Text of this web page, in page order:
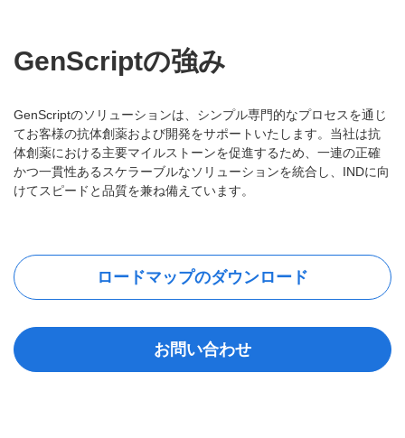
GenScriptの強み
GenScriptのソリューションは、シンプル専門的なプロセスを通じ
てお客様の抗体創薬および開発をサポートいたします。当社は抗
体創薬における主要マイルストーンを促進するため、一連の正確
かつ一貫性あるスケラーブルなソリューションを統合し、INDに向
けてスピードと品質を兼ね備えています。
ロードマップのダウンロード
お問い合わせ